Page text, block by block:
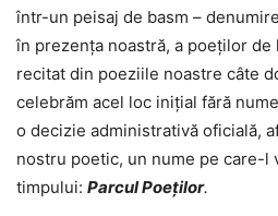
într-un peisaj de basm –
în prezența noastră, a poeților de
recitat din poeziile noastre câte
celebrăm acel loc inițial fără
o decizie administrativă oficială,
nostru poetic, un nume pe care-l
timpului: Parcul Poeților.